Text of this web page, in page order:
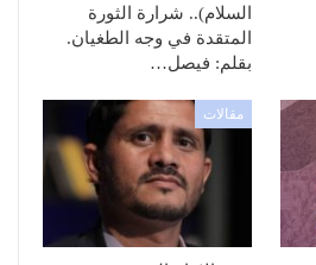
السلام).. شرارة الثورة
المتقدة في وجه الطغيان.
بقلم: فيصل…
مقالات